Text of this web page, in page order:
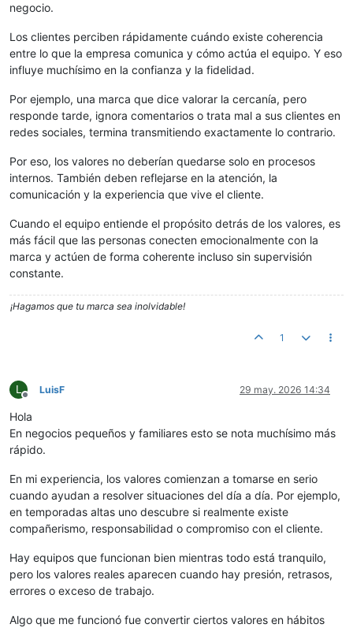
negocio.
Los clientes perciben rápidamente cuándo existe coherencia
entre lo que la empresa comunica y cómo actúa el equipo. Y eso
influye muchísimo en la confianza y la fidelidad.
Por ejemplo, una marca que dice valorar la cercanía, pero
responde tarde, ignora comentarios o trata mal a sus clientes en
redes sociales, termina transmitiendo exactamente lo contrario.
Por eso, los valores no deberían quedarse solo en procesos
internos. También deben reflejarse en la atención, la
comunicación y la experiencia que vive el cliente.
Cuando el equipo entiende el propósito detrás de los valores, es
más fácil que las personas conecten emocionalmente con la
marca y actúen de forma coherente incluso sin supervisión
constante.
¡Hagamos que tu marca sea inolvidable!
1
L
Desconectado
LuisF 29 may. 2026 14:34
Hola
En negocios pequeños y familiares esto se nota muchísimo más
rápido.
En mi experiencia, los valores comienzan a tomarse en serio
cuando ayudan a resolver situaciones del día a día. Por ejemplo,
en temporadas altas uno descubre si realmente existe
compañerismo, responsabilidad o compromiso con el cliente.
Hay equipos que funcionan bien mientras todo está tranquilo,
pero los valores reales aparecen cuando hay presión, retrasos,
errores o exceso de trabajo.
Algo que me funcionó fue convertir ciertos valores en hábitos